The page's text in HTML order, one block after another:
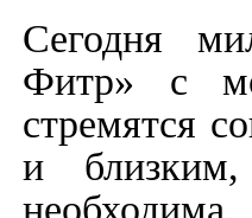
Сегодня
Фитр» с
стремятся
и
необходима.